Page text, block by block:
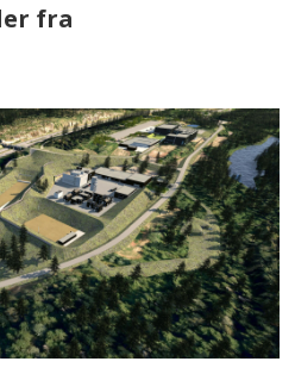
fra